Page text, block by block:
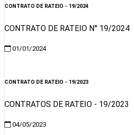
CONTRATO DE RATEIO - 19/2024
CONTRATO DE RATEIO N° 19/2024
01/01/2024
CONTRATO DE RATEIO - 19/2023
CONTRATOS DE RATEIO - 19/2023
04/05/2023